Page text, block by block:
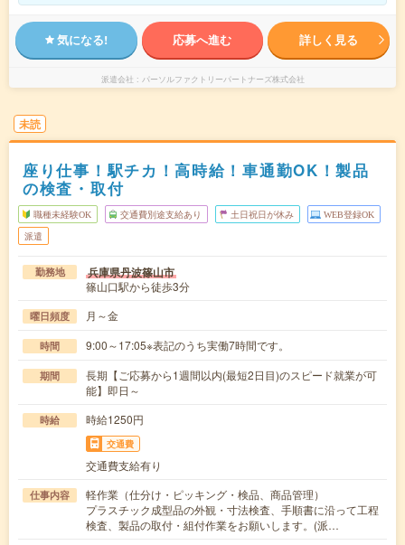
気になる! 応募へ進む 詳しく見る
派遣会社 パーソルファクトリーパートナーズ株式会社
未読
座り仕事！駅チカ！高時給！車通勤OK！製品
の検査・取付
職種未経験OK 交通費別途支給あり 土日祝日が休み WEB登録OK
派遣
勤務地 兵庫県丹波篠山市
篠山口駅から徒歩3分
曜日頻度 月～金
時間 9:00～17:05※表記のうち実働7時間です。
期間
長期【ご応募から1週間以内(最短2日目)のスピード就業が可
能】即日～
時給 時給1250円
交通費
交通費支給有り
仕事内容
軽作業（仕分け・ピッキング・検品、商品管理）
プラスチック成型品の外観・寸法検査、手順書に沿って工程
検査、製品の取付・組付作業をお願いします。(派…